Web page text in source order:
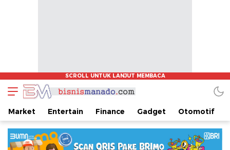
www.bisnismanado.com
Berita Bisnis Sulawesi Utara
Market Entertain Finance Gadget Otomotif